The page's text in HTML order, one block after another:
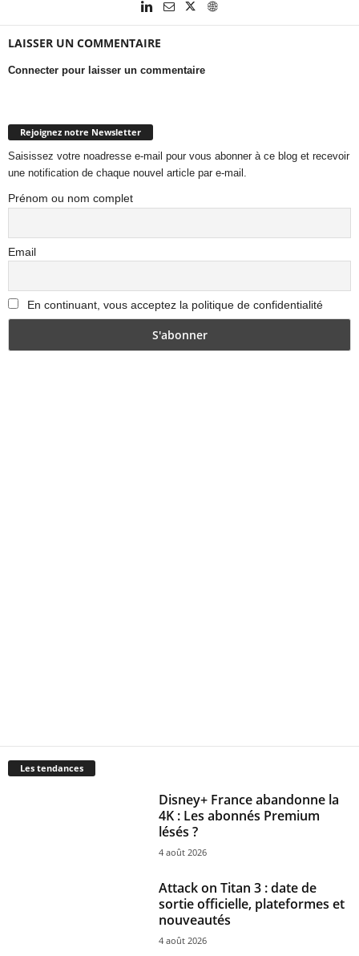
LAISSER UN COMMENTAIRE
Connecter pour laisser un commentaire
Rejoignez notre Newsletter
Saisissez votre noadresse e-mail pour vous abonner à ce blog et recevoir
une notification de chaque nouvel article par e-mail.
Prénom ou nom complet
Email
En continuant, vous acceptez la politique de confidentialité
Les tendances
Disney+ France abandonne la
4K : Les abonnés Premium
lésés ?
4 août 2026
Attack on Titan 3 : date de
sortie officielle, plateformes et
nouveautés
4 août 2026